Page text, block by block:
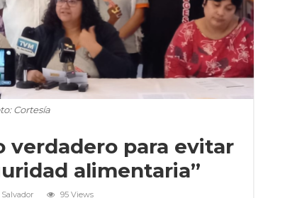
Cortesía
verdadero para evitar
alimentaria”
Salvador 95 Views